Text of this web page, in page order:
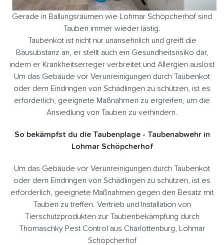
Gerade in Ballungsräumen wie Lohmar Schöpcherhof sind
Tauben immer wieder lästig.
Taubenkot ist nicht nur unansehnlich und greift die
Bausubstanz an, er stellt auch ein Gesundheitsrisiko dar,
indem er Krankheitserreger verbreitet und Allergien auslöst
Um das Gebäude vor Verunreinigungen durch Taubenkot
oder dem Eindringen von Schädlingen zu schützen, ist es
erforderlich, geeignete Maßnahmen zu ergreifen, um die
Ansiedlung von Tauben zu verhindern.
So bekämpfst du die Taubenplage - Taubenabwehr in
Lohmar Schöpcherhof
Um das Gebäude vor Verunreinigungen durch Taubenkot
oder dem Eindringen von Schädlingen zu schützen, ist es
erforderlich, geeignete Maßnahmen gegen den Besatz mit
Tauben zu treffen. Vertrieb und Installation von
Tierschutzprodukten zur Taubenbekämpfung durch
Thomaschky Pest Control aus Charlottenburg, Lohmar
Schöpcherhof